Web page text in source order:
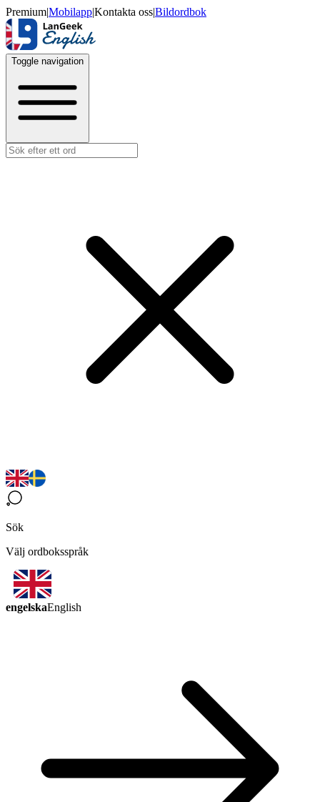
Premium|Mobilapp|Kontakta oss|Bildordbok
Toggle navigation
Sök
Välj ordboksspråk
engelskaEnglish